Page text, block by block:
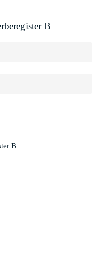
B
B